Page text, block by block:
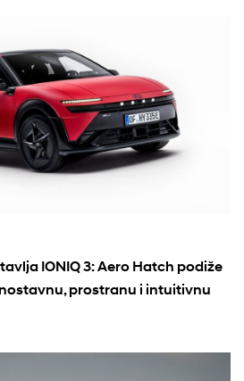
IONIQ 3: Aero Hatch podiže
prostranu i intuitivnu